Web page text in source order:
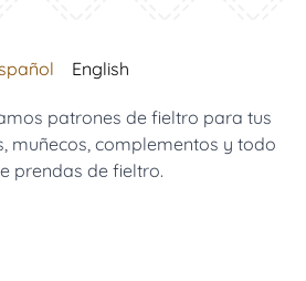
English
patrones de fieltro para tus
muñecos, complementos y todo
prendas de fieltro.